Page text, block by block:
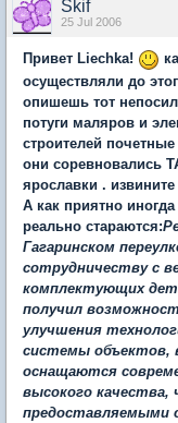
Skif
25 Jul 2006
Привет Liechka!
осуществляли до
опишешь тот
потуги маляров и
строителей
они соревновались
ярославки .
А как приятно
реально стараются:
Гагаринском
сотрудничеству с
комплектующих
получил
улучшения
системы объектов,
оснащаются
высокого
предоставляемыми